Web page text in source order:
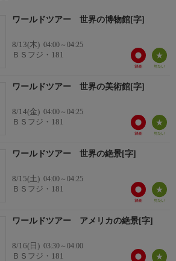
ウス。
サチューセッツ州の州都ボストンでは、第
統領ジョン・F・ケネディのミユージア
ネでは、ギリシャ全土から発掘された出土
古学博物館。
ワールドツアー 世界の博物館[字]
8/13(木) 04:00～04:25
ＢＳフジ・181
ワールドツアー 世界の美術館[字]
8/14(金) 04:00～04:25
ＢＳフジ・181
ワールドツアー 世界の絶景[字]
8/15(土) 04:00～04:25
ＢＳフジ・181
ワールドツアー アメリカの絶景[字]
8/16(日) 03:30～04:00
ＢＳフジ・181